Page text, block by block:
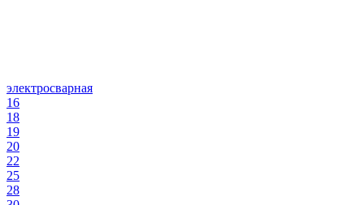
электросварная
16
18
19
20
22
25
28